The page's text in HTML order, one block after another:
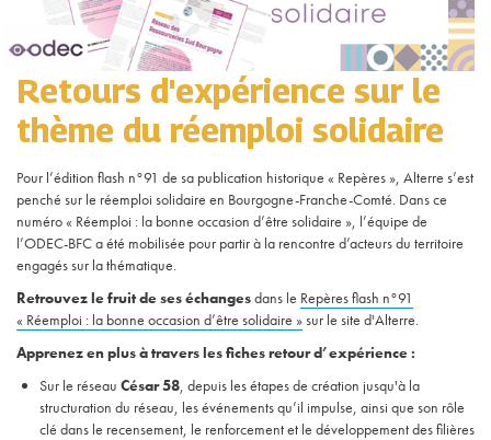
Retours d'expérience sur le
thème du réemploi solidaire
Pour l’édition flash n°91 de sa publication historique « Repères », Alterre s’est
penché sur le réemploi solidaire en Bourgogne-Franche-Comté. Dans ce
numéro « Réemploi : la bonne occasion d’être solidaire », l’équipe de
l’ODEC-BFC a été mobilisée pour partir à la rencontre d’acteurs du territoire
engagés sur la thématique.
Retrouvez le fruit de ses échangesdans le Repères flash n°91
« Réemploi : la bonne occasion d’être solidaire »sur le site d'Alterre.
Apprenez en plus à travers les fiches retour d’expérience :
Sur le réseau César 58, depuis les étapes de création jusqu'à la
structuration du réseau, les événements qu’il impulse, ainsi que son rôle
clé dans le recensement, le renforcement et le développement des filières